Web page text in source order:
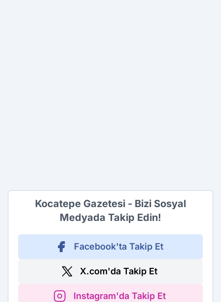
Kocatepe Gazetesi - Bizi Sosyal
Medyada Takip Edin!
Facebook'ta Takip Et
X.com'da Takip Et
Instagram'da Takip Et